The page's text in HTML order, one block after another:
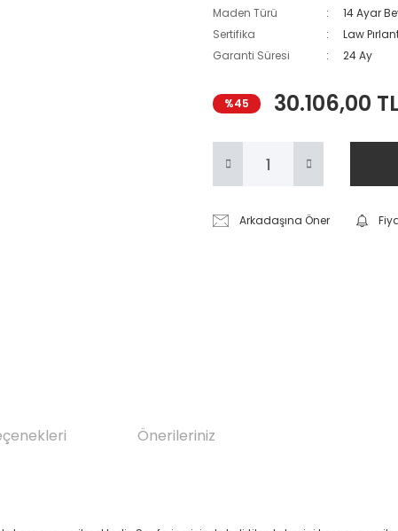
Maden Türü
14 Ayar
Sertifika
Law
Garanti Süresi
24 Ay
%45 30.106,00 TL
Arkadaşına Öner
Önerileriniz